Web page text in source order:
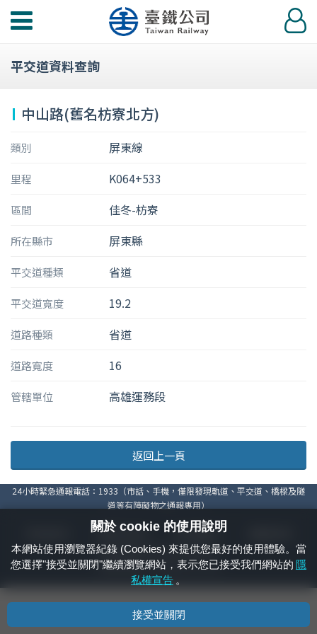
功
選
登
入
平交道資料查詢
中山路(舊名枋寮北方)
類別 屏東線
里程 K064+533
區間 佳冬-枋寮
所在縣市 屏東縣
平交道種類 省道
平交道寬度 19.2
道路種類 省道
道路寬度 16
管轄單位 高雄運務段
返回上一頁
24小時緊急通報電話：1933（市話、手機，僅限發現軌道、平交道、橋樑及隧
道等有障礙物之通報專用）
資通安全政策 著作權聲明
國營臺灣鐵路股份有限公司 © 版權所有
本頁產生時間： 2026/08/09 07:03:29
關於 cookie 的使用說明
本網站使用瀏覽器紀錄 (Cookies) 來提供您最好的使用體驗。當
您選擇"接受並關閉"繼續瀏覽網站，表示您已接受我們網站的 隱
私權宣告 。
接受並關閉